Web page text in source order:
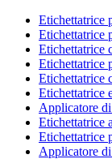
Etichettatrice
Etichettatrice
Etichettatrice
Etichettatrice
Etichettatrice
Etichettatrice
Applicatore
Etichettatrice
Etichettatrice
Applicatore